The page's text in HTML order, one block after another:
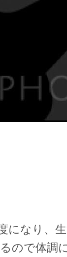
になり、
ので体調